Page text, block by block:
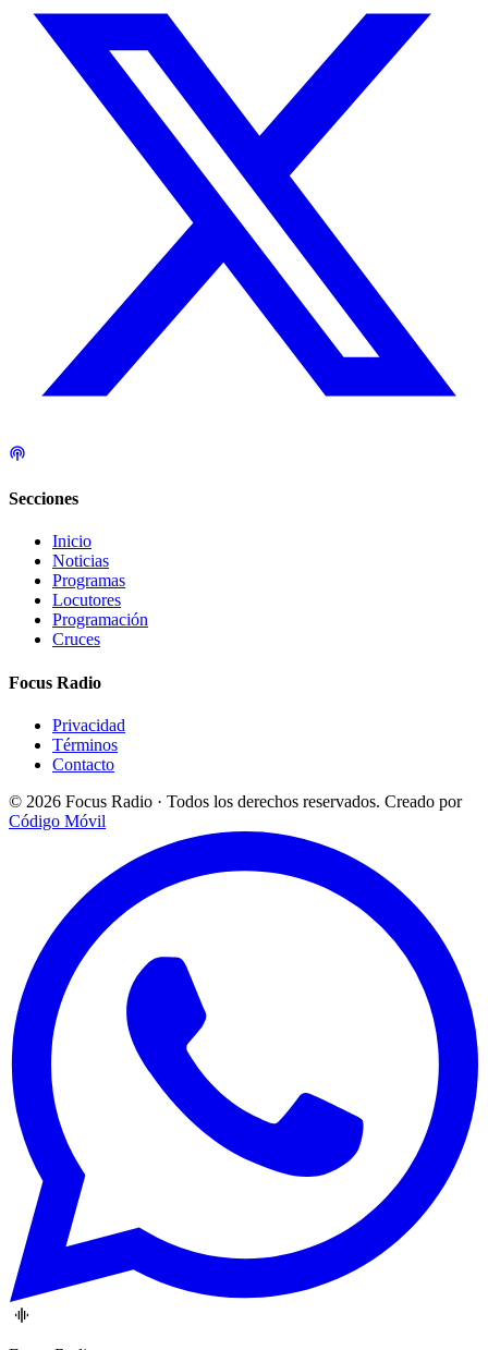
Secciones
Inicio
Noticias
Programas
Locutores
Programación
Cruces
Focus Radio
Privacidad
Términos
Contacto
© 2026 Focus Radio · Todos los derechos reservados. Creado por
Código Móvil